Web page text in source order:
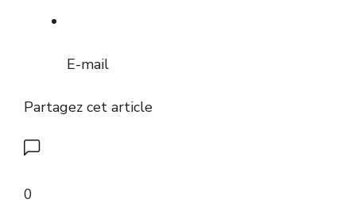
E-mail
Partagez cet article
0